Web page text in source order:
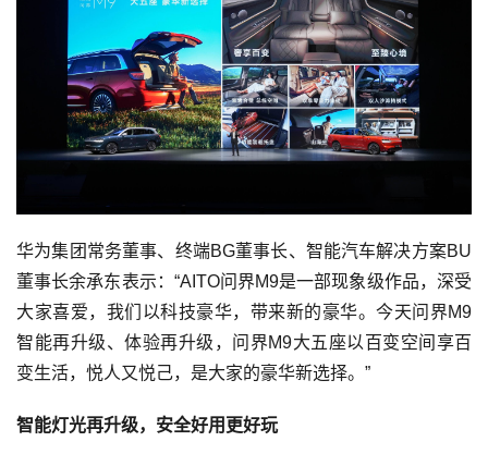
华为集团常务董事、终端BG董事长、智能汽车解决方案BU
董事长余承东表示：“AITO问界M9是一部现象级作品，深受
大家喜爱，我们以科技豪华，带来新的豪华。今天问界M9
智能再升级、体验再升级，问界M9大五座以百变空间享百
变生活，悦人又悦己，是大家的豪华新选择。”
智能灯光再升级，安全好用更好玩